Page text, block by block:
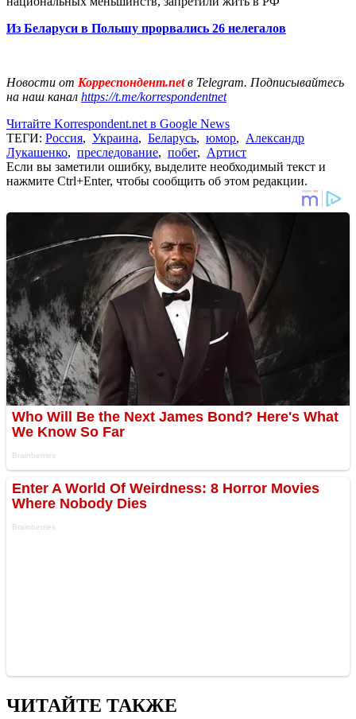
Из Беларуси в Польшу прорвались 26 нелегалов
Новости от Корреспондент.netв Telegram. Подписывайтесь
на наш канал https://t.me/korrespondentnet
Читайте Korrespondent.net в Google News
ТЕГИ: Россия, Украина, Беларусь, юмор, Александр
Лукашенко, преследование, побег, Артист
Если вы заметили ошибку, выделите необходимый текст и
нажмите Ctrl+Enter, чтобы сообщить об этом редакции.
ЧИТАЙТЕ ТАКЖЕ